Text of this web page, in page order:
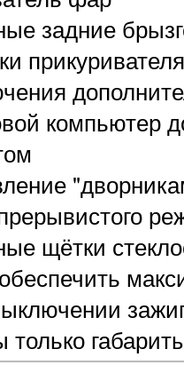
задние
компьютер
щётки
только